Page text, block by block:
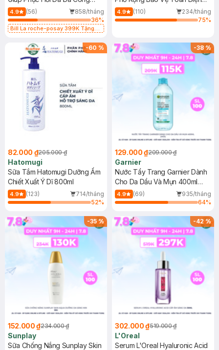
Dụng 40ml
4.9 (56)
858/tháng
36%
Bill La roche-posay 399K Tặng
(SL có hạn)
40ml
4.9 (110)
234/tháng
75%
-60 %
82.000 ₫205.000 ₫
Hatomugi
Sữa Tắm Hatomugi Dưỡng Ẩm
Chiết Xuất Ý Dĩ 800ml
4.9 (123)
714/tháng
52%
-38%
129.000 ₫209.000 ₫
Garnier
Nước Tẩy Trang Garnier Dành
Cho Da Dầu Và Mụn 400ml
(Mới)
4.9 (69)
935/tháng
64%
-35%
152.000 ₫234.000 ₫
Sunplay
Sữa Chống Nắng Sunplay Skin
-42%
302.000 ₫519.000 ₫
L'Oreal
Serum L'Oreal Hyaluronic Acid